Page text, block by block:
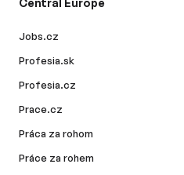
Central Europe
Jobs.cz
Profesia.sk
Profesia.cz
Prace.cz
Práca za rohom
Práce za rohem